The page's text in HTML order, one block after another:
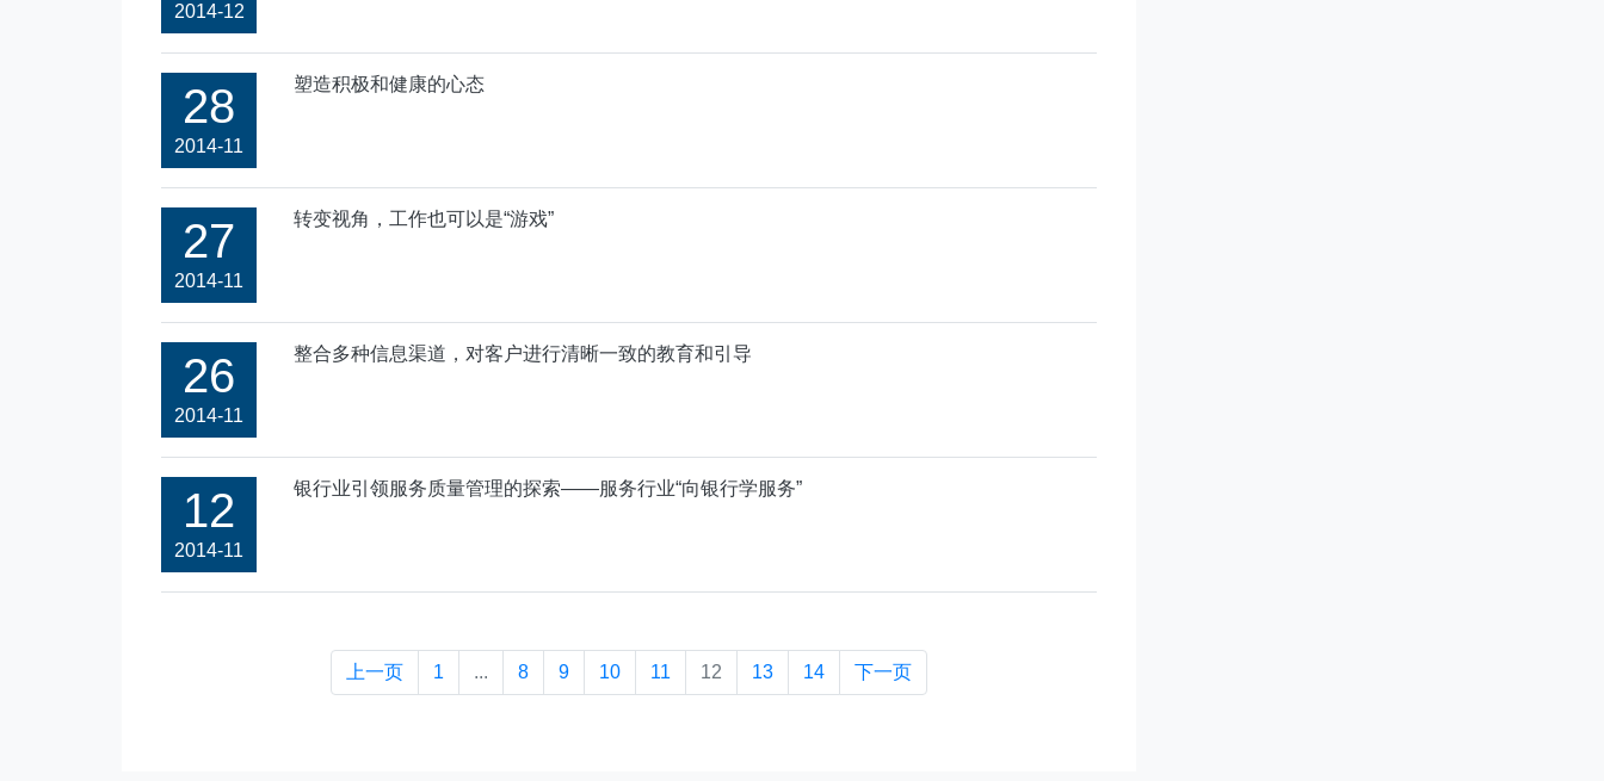
2014-12
28
2014-11
塑造积极和健康的心态
27
2014-11
转变视角，工作也可以是“游戏”
26
2014-11
整合多种信息渠道，对客户进行清晰一致的教育和引导
12
2014-11
银行业引领服务质量管理的探索——服务行业“向银行学服务”
上一页 1 ... 8 9 10 11 12 13 14 下一页